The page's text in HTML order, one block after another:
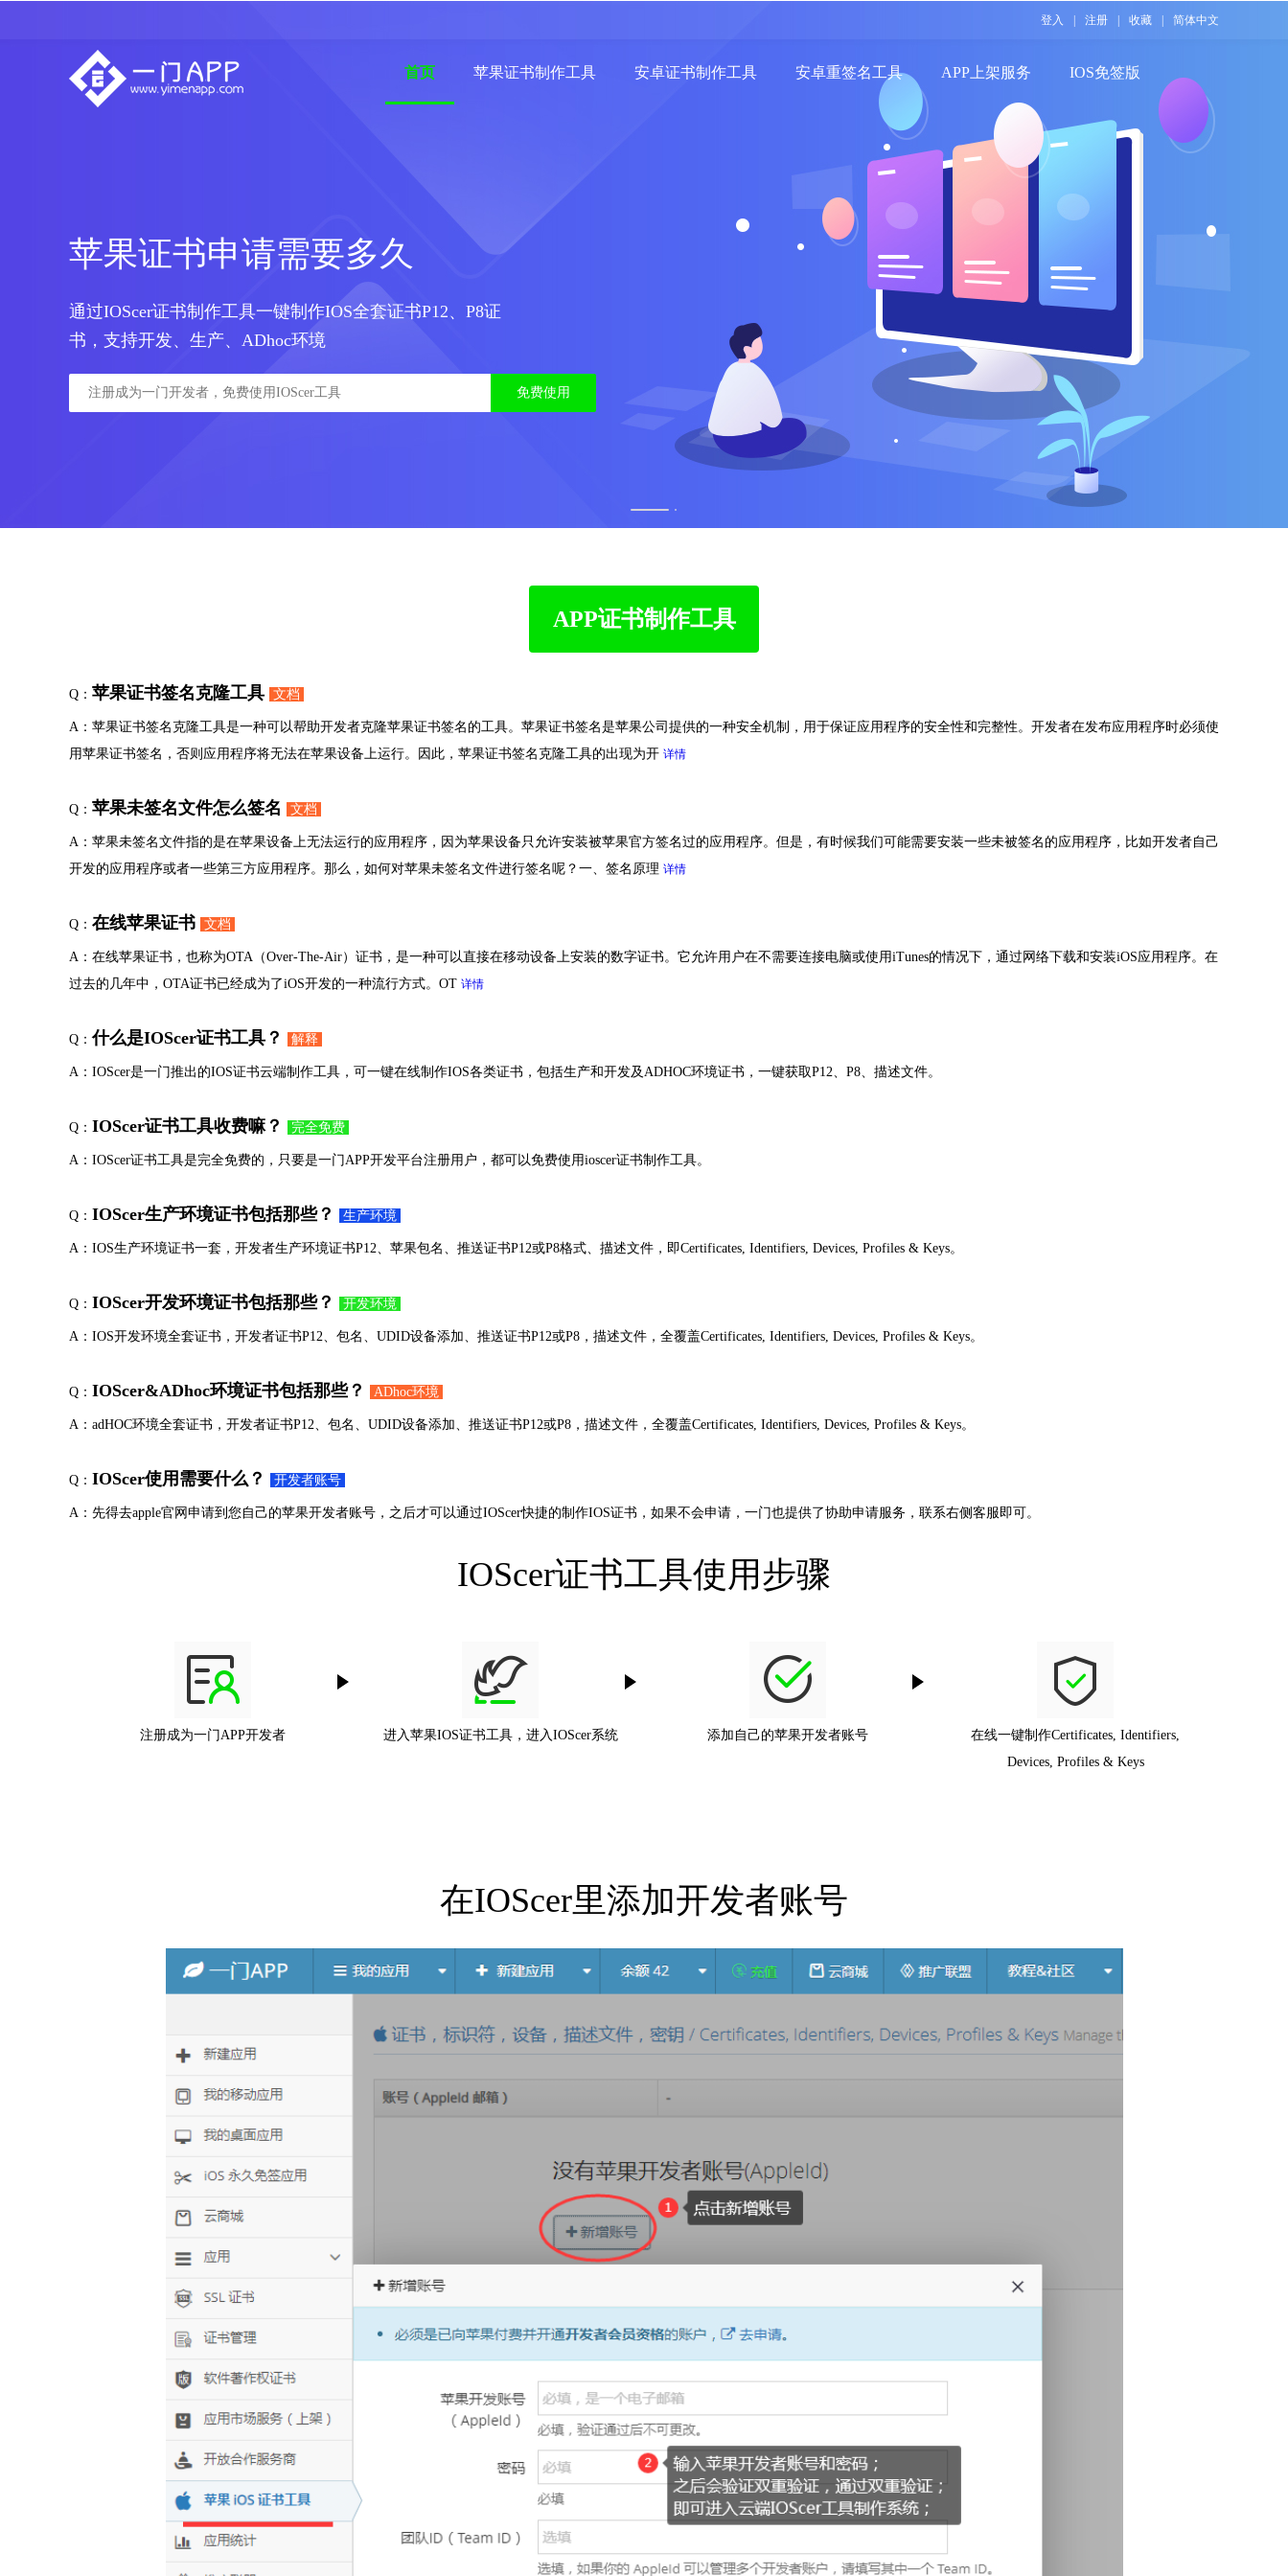
登入 注册 收藏 简体中文
首页 苹果证书制作工具 安卓证书制作工具 安卓重签名工具 APP上架服务 IOS免签版
苹果证书申请需要多久
通过IOScer证书制作工具一键制作IOS全套证书P12、P8证
书，支持开发、生产、ADhoc环境
免费使用
APP证书制作工具
Q： 苹果证书签名克隆工具 文档
A：苹果证书签名克隆工具是一种可以帮助开发者克隆苹果证书签名的工具。苹果证书签名是苹果公司提供的一种安全机制，用于保证应用程序的安全性和完整性。开发者在发布应用程序时必须使
用苹果证书签名，否则应用程序将无法在苹果设备上运行。因此，苹果证书签名克隆工具的出现为开 详情
Q： 苹果未签名文件怎么签名 文档
A：苹果未签名文件指的是在苹果设备上无法运行的应用程序，因为苹果设备只允许安装被苹果官方签名过的应用程序。但是，有时候我们可能需要安装一些未被签名的应用程序，比如开发者自己
开发的应用程序或者一些第三方应用程序。那么，如何对苹果未签名文件进行签名呢？一、签名原理 详情
Q： 在线苹果证书 文档
A：在线苹果证书，也称为OTA（Over-The-Air）证书，是一种可以直接在移动设备上安装的数字证书。它允许用户在不需要连接电脑或使用iTunes的情况下，通过网络下载和安装iOS应用程序。在
过去的几年中，OTA证书已经成为了iOS开发的一种流行方式。OT 详情
Q：什么是IOScer证书工具？ 解释
A：IOScer是一门推出的IOS证书云端制作工具，可一键在线制作IOS各类证书，包括生产和开发及ADHOC环境证书，一键获取P12、P8、描述文件。
Q： IOScer证书工具收费嘛？ 完全免费
A：IOScer证书工具是完全免费的，只要是一门APP开发平台注册用户，都可以免费使用ioscer证书制作工具。
Q： IOScer生产环境证书包括那些？ 生产环境
A：IOS生产环境证书一套，开发者生产环境证书P12、苹果包名、推送证书P12或P8格式、描述文件，即Certificates, Identifiers, Devices, Profiles & Keys。
Q： IOScer开发环境证书包括那些？ 开发环境
A：IOS开发环境全套证书，开发者证书P12、包名、UDID设备添加、推送证书P12或P8，描述文件，全覆盖Certificates, Identifiers, Devices, Profiles & Keys。
Q： IOScer&ADhoc环境证书包括那些？ ADhoc环境
A：adHOC环境全套证书，开发者证书P12、包名、UDID设备添加、推送证书P12或P8，描述文件，全覆盖Certificates, Identifiers, Devices, Profiles & Keys。
Q： IOScer使用需要什么？ 开发者账号
A：先得去apple官网申请到您自己的苹果开发者账号，之后才可以通过IOScer快捷的制作IOS证书，如果不会申请，一门也提供了协助申请服务，联系右侧客服即可。
IOScer证书工具使用步骤
注册成为一门APP开发者 进入苹果IOS证书工具，进入IOScer系统 添加自己的苹果开发者账号
在线一键制作Certificates, Identifiers,
Devices, Profiles & Keys
在IOScer里添加开发者账号